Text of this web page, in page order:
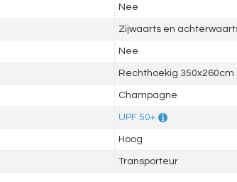
Nee
Zijwaarts en
Nee
Rechthoekig 350x260cm
Champagne
UPF 50+
Hoog
Transporteur